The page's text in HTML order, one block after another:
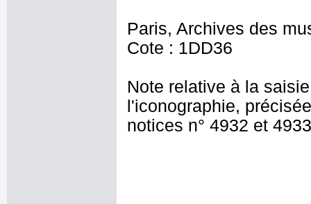
Paris, Archives des
Cote : 1DD36
Note relative à la
l'iconographie,
notices n° 4932 et